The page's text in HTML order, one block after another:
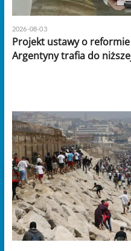
2026-08-03
Projekt ustawy o
Argentyny trafia do